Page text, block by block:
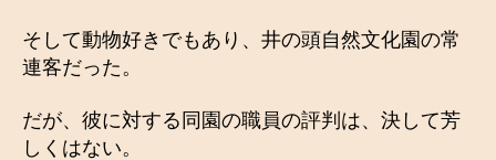
そして動物好きでもあり、井の頭自然文化園の常
連客だった。
だが、彼に対する同園の職員の評判は、決して芳
しくはない。